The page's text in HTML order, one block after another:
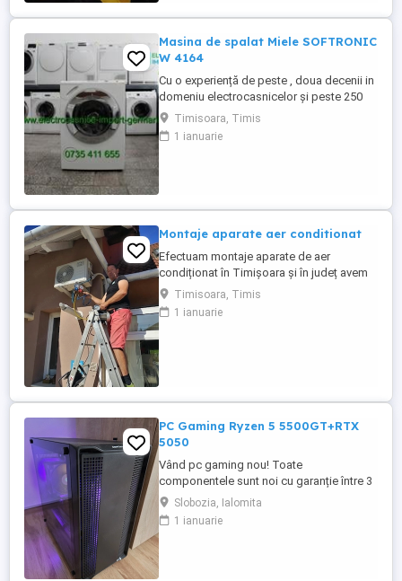
Masina de spalat Miele SOFTRONIC
W 4164
Cu o experiență de peste , doua decenii in
domeniu electrocasnicelor și peste 250
produse pe stoc ! La noi găsiți mașina de
spălat rufe Miele SOFTRONIC W 4164 cu
încărcare frontală, adusa din Germania în
Timisoara, Timis
1 ianuarie
Montaje aparate aer conditionat
Efectuam montaje aparate de aer
condiționat în Timișoara și în județ avem
experiență de peste 10 ani ,oferim
garanția montajului efectuam igienizarea
,mentenanță aparatelor ,reparam încărcăm
Timisoara, Timis
1 ianuarie
PC Gaming Ryzen 5 5500GT+RTX
5050
Vând pc gaming nou! Toate
componentele sunt noi cu garanție între 3
și 10 ani la eMAG. Preț FIX nu trimit prin
curier doar predare personală.
Configurație: Procesor Ryzen 5
Slobozia, Ialomita
1 ianuarie